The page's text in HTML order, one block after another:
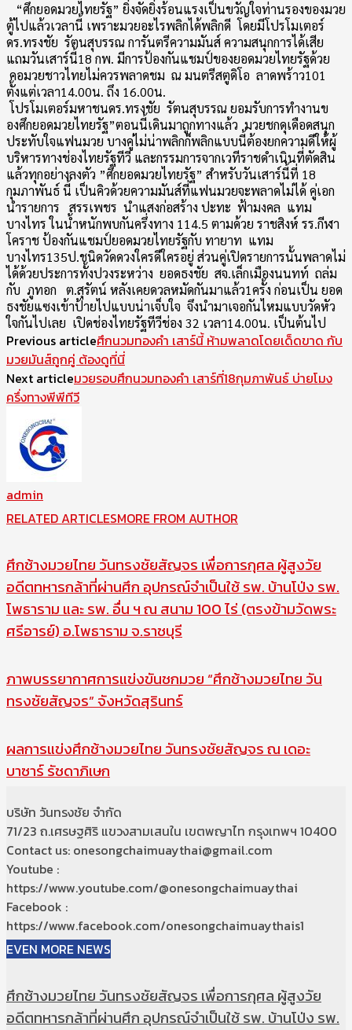
“ศึกยอดมวยไทยรัฐ” ยิ่งจัดยิ่งร้อนแรงเป็นขวัญใจท่านรองของมวย
ตู้ไปแล้วเวลานี้ เพราะมวยอะไรพลิกได้พลิกดี โดยมีโปรโมเตอร์
ดร.ทรงชัย รัตนสุบรรณ การันตรีความมันส์ ความสนุกการได้เสีย
แถมวันเสาร์นี้18 กพ. มีการป้องกันแชมป์ของยอดมวยไทยรัฐด้วย
คอมวยชาวไทยไม่ควรพลาดชม ณ มนตรีสตูดิโอ ลาดพร้าว101
ตั้งแต่เวลา14.00น. ถึง 16.00น.
โปรโมเตอร์มหาชนดร.ทรงชัย รัตนสุบรรณ ยอมรับการทำงานข
องศึกยอดมวยไทยรัฐ”ตอนนี้เดินมาถูกทางแล้ว มวยชกดุเดือดสนุก
ประทับใจแฟนมวย บางคู่ไม่น่าพลิกก็พลิกแบบนี้ต้องยกความดีให้ผู้
บริหารทางช่องไทยรัฐทีวี และกรรมการจากเวทีราชดำเนินที่ตัดสิน
แล้วทุกอย่างลงตัว ”ศึกยอดมวยไทยรัฐ” สำหรับวันเสาร์นี้ที่ 18
กุมภาพันธ์ นี้ เป็นคิวด้วยความมันส์ที่แฟนมวยจะพลาดไม่ได้ คู่เอก
นำรายการ สรรเพชร นำแสงก่อสร้าง ปะทะ ฟ้ามงคล แทม
บางไทร ในน้ำหนักพบกันครึ่งทาง 114.5 ตามด้วย ราชสิงห์ รร.กีฬา
โคราช ป้องกันแชมป์ยอดมวยไทยรัฐกับ ทายาท แทม
บางไทร135ป.ชนิดวัดดวงใครดีใครอยู่ ส่วนคู่เปิดรายการนั้นพลาดไม่
ได้ด้วยประการทั้งปวงระหว่าง ยอดธงชัย สจ.เล็กเมืองนนทท์ ถล่ม
กับ ภูทอก ต.สุรัตน์ หลังเคยดวลหมัดกันมาแล้ว1ครั้ง ก่อนเป็น ยอด
ธงชัยแซงเข้าป้ายไปแบบน่าเจ็บใจ จึงนำมาเจอกันไหมแบบวัดหัว
ใจกันไปเลย เปิดช่องไทยรัฐทีวีช่อง 32 เวลา14.00น. เป็นต้นไป
Previous articleศึกนวมทองคำ เสาร์นี้ ห้ามพลาดโดยเด็ดขาด กับ
มวยมันส์ถูกคู่ ต้องดูที่นี่
Next articleมวยรอบศึกนวมทองคำ เสาร์ที่18กุมภาพันธ์ บ่ายโมง
ครึ่งทางพีพีทีวี
admin
RELATED ARTICLESMORE FROM AUTHOR
ศึกช้างมวยไทย วันทรงชัยสัญจร เพื่อการกุศล ผู้สูงวัย
อดีตทหารกล้าที่ผ่านศึก อุปกรณ์จำเป็นใช้ รพ. บ้านโป่ง รพ.
โพธาราม และ รพ. อื่น ฯ ณ สนาม 100 ไร่ (ตรงข้ามวัดพระ
ศรีอารย์) อ.โพธาราม จ.ราชบุรี
ภาพบรรยากาศการแข่งขันชกมวย “ศึกช้างมวยไทย วัน
ทรงชัยสัญจร” จังหวัดสุรินทร์
ผลการแข่งศึกช้างมวยไทย วันทรงชัยสัญจร ณ เดอะ
บาซาร์ รัชดาภิเษก
บริษัท วันทรงชัย จำกัด
71/23 ถ.เศรษฐศิริ แขวงสามเสนใน เขตพญาไท กรุงเทพฯ 10400
Contact us: onesongchaimuaythai@gmail.com
Youtube :
https://www.youtube.com/@onesongchaimuaythai
Facebook :
https://www.facebook.com/onesongchaimuaythais1
EVEN MORE NEWS
ศึกช้างมวยไทย วันทรงชัยสัญจร เพื่อการกุศล ผู้สูงวัย
อดีตทหารกล้าที่ผ่านศึก อุปกรณ์จำเป็นใช้ รพ. บ้านโป่ง รพ.